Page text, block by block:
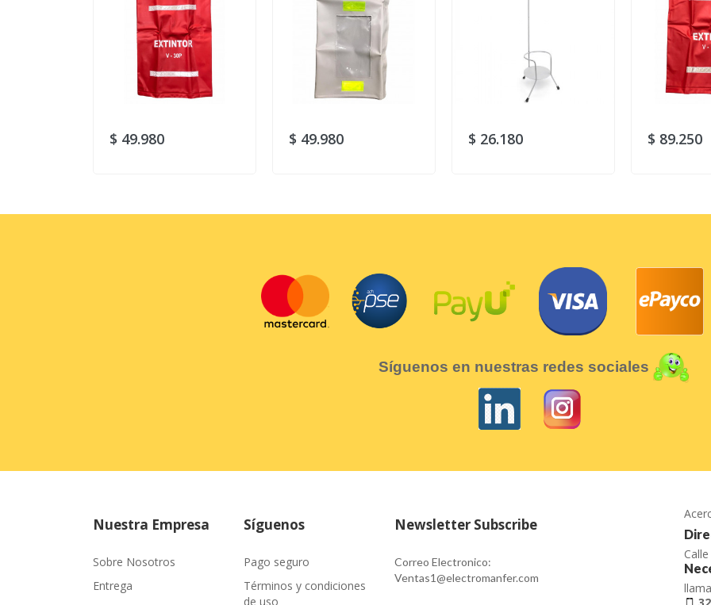
$ 49.980 $ 49.980 $ 26.180 $ 89.250
Síguenos en nuestras redes sociales
Nuestra Empresa
Sobre Nosotros
Entrega
Síguenos
Pago seguro
Términos y condiciones
de uso
Newsletter Subscribe
Correo Electronico:
Ventas1@electromanfer.com